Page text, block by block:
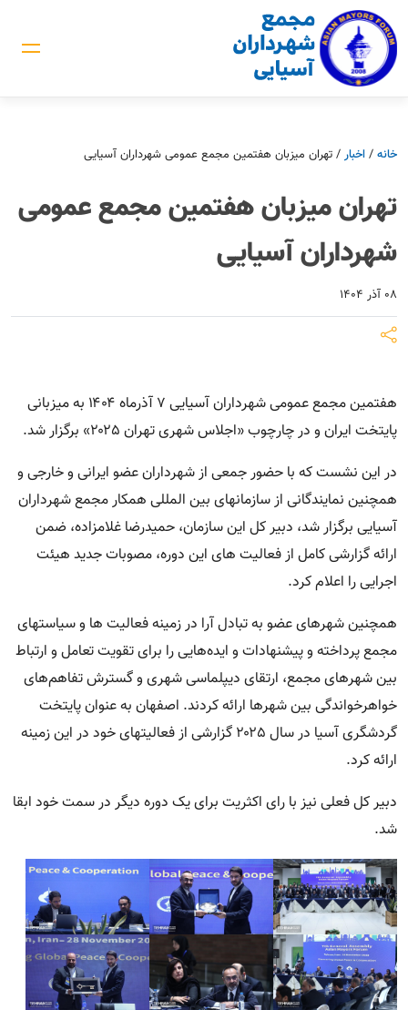
خانه / اخبار / تهران میزبان هفتمین مجمع عمومی شهرداران آسیایی
تهران میزبان هفتمین مجمع عمومی
شهرداران آسیایی
۰۸ آذر ۱۴۰۴
هفتمین مجمع عمومی شهرداران آسیایی ۷ آذرماه ۱۴۰۴ به میزبانی
پایتخت ایران و در چارچوب «اجلاس شهری تهران ۲۰۲۵» برگزار شد.
در این نشست که با حضور جمعی از شهرداران عضو ایرانی و خارجی و
همچنین نمایندگانی از سازمانهای بین المللی همکار مجمع شهرداران
آسیایی برگزار شد، دبیر کل این سازمان، حمیدرضا غلامزاده، ضمن
ارائه گزارشی کامل از فعالیت های این دوره، مصوبات جدید هیئت
اجرایی را اعلام کرد.
همچنین شهرهای عضو به تبادل آرا در زمینه فعالیت ها و سیاستهای
مجمع پرداخته و پیشنهادات و ایده‌هایی را برای تقویت تعامل و ارتباط
بین شهرهای مجمع، ارتقای دیپلماسی شهری و گسترش تفاهم‌های
خواهرخواندگی بین شهرها ارائه کردند. اصفهان به عنوان پایتخت
گردشگری آسیا در سال ۲۰۲۵ گزارشی از فعالیتهای خود در این زمینه
ارائه کرد.
دبیر کل فعلی نیز با رای اکثریت برای یک دوره دیگر در سمت خود ابقا
شد.